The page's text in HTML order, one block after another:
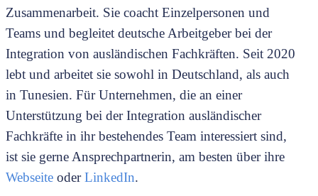
Zusammenarbeit. Sie coacht Einzelpersonen und
Teams und begleitet deutsche Arbeitgeber bei der
Integration von ausländischen Fachkräften. Seit 2020
lebt und arbeitet sie sowohl in Deutschland, als auch
in Tunesien. Für Unternehmen, die an einer
Unterstützung bei der Integration ausländischer
Fachkräfte in ihr bestehendes Team interessiert sind,
ist sie gerne Ansprechpartnerin, am besten über ihre
Webseite oderLinkedIn.